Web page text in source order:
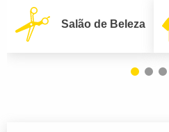
Salão de Beleza